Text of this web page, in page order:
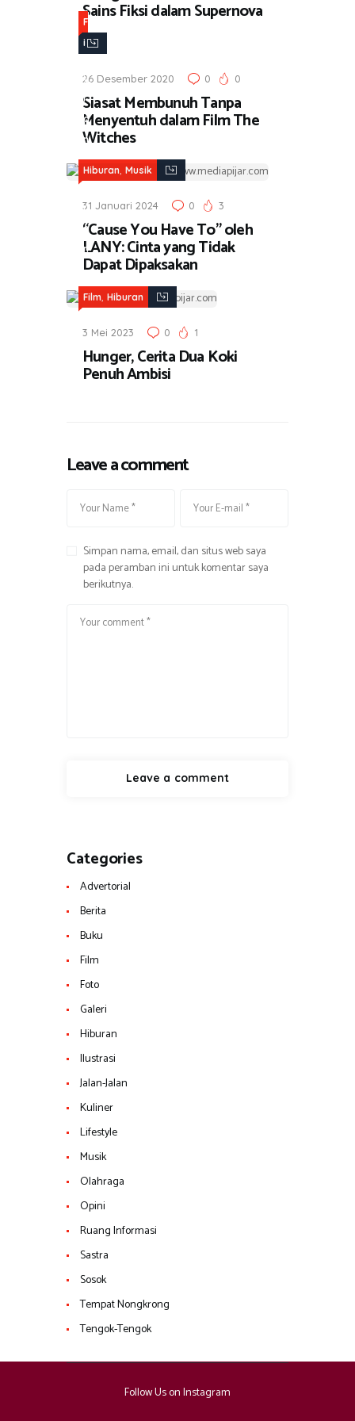
n
H
i
b
u
r
a
n
Sains Fiksi dalam Supernova
F
i
m
,
H
i
b
r
a
n
26 Desember 2020 0 0
Siasat Membunuh Tanpa
Menyentuh dalam Film The
Witches
Hiburan, Musik
31 Januari 2024 0 3
“Cause You Have To” oleh
LANY: Cinta yang Tidak
Dapat Dipaksakan
Film, Hiburan
3 Mei 2023 0 1
Hunger, Cerita Dua Koki
Penuh Ambisi
Leave a comment
Simpan nama, email, dan situs web saya
pada peramban ini untuk komentar saya
berikutnya.
Categories
Advertorial
Berita
Buku
Film
Foto
Galeri
Hiburan
Ilustrasi
Jalan-Jalan
Kuliner
Lifestyle
Musik
Olahraga
Opini
Ruang Informasi
Sastra
Sosok
Tempat Nongkrong
Tengok-Tengok
Follow Us on Instagram